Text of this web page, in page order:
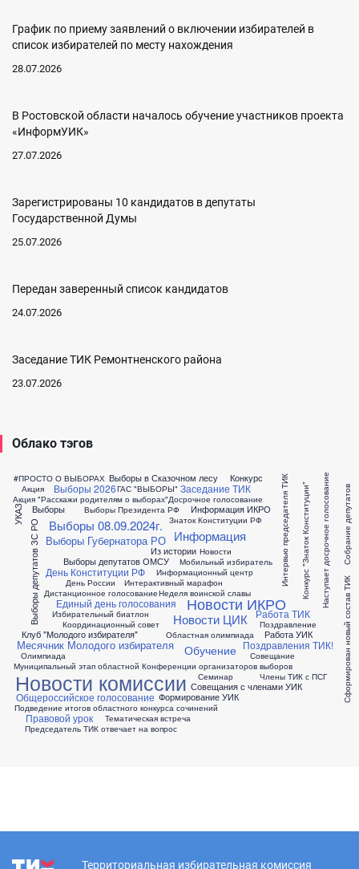
График по приему заявлений о включении избирателей в
список избирателей по месту нахождения
28.07.2026
В Ростовской области началось обучение участников проекта
«ИнформУИК»
27.07.2026
Зарегистрированы 10 кандидатов в депутаты
Государственной Думы
25.07.2026
Передан заверенный список кандидатов
24.07.2026
Заседание ТИК Ремонтненского района
23.07.2026
Облако тэгов
#ПРОСТО О ВЫБОРАХ
Акция
Акция "Расскажи родителям о выборах"
Выборы
Выборы депутатов ЗС РО Выборы 08.09.2024г.
Выборы 2026
Выборы Губернатора РО
Выборы Президента РФ
Выборы в Сказочном лесу
Выборы депутатов ОМСУ
ГАС "ВЫБОРЫ"
День Конституции РФ
День России
Дистанционное голосование
Досрочное голосование
Единый день голосования
Заседание ТИК
Знаток Конституции РФ
Из истории
Избирательный биатлон
Интерактивный марафон Интервью председателя ТИК
Информационный центр
Информация
Информация ИКРО
Клуб "Молодого избирателя"
Конкурс
Конкурс "Знаток Конституции"
Координационный совет
Месячник Молодого избирателя
Мобильный избиратель
Муниципальный этап областной Конференции организаторов выборов
Наступает досрочное голосование
Неделя воинской славы
Новости
Новости ИКРО
Новости ЦИК
Новости комиссии
Областная олимпиада
Обучение
Общероссийское голосование
Олимпиада
Подведение итогов областного конкурса сочинений
Поздравление
Поздравления ТИК!
Правовой урок
Председатель ТИК отвечает на вопрос
Работа ТИК
Работа УИК
Семинар
Собрание депутатов
Совещание
Совещания с членами УИК Сформирован новый состав ТИК
Тематическая встреча
УКАЗ
Формирование УИК
Члены ТИК с ПСГ
Территориальная избирательная комиссия